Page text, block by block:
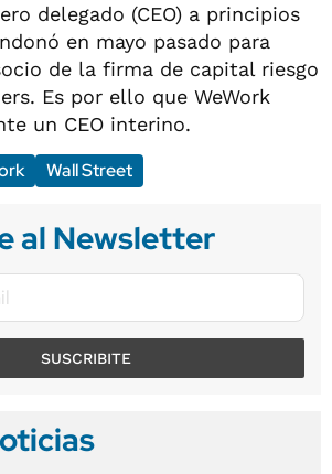
delegado (CEO) a principios
en mayo pasado para
de la firma de capital riesgo
Es por ello que WeWork
un CEO interino.
Wall Street
al Newsletter
SUSCRIBITE